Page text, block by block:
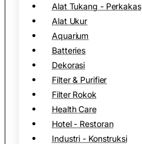
Alat Tukang - Perkakas
Alat Ukur
Aquarium
Batteries
Dekorasi
Filter & Purifier
Filter Rokok
Health Care
Hotel - Restoran
Industri - Konstruksi